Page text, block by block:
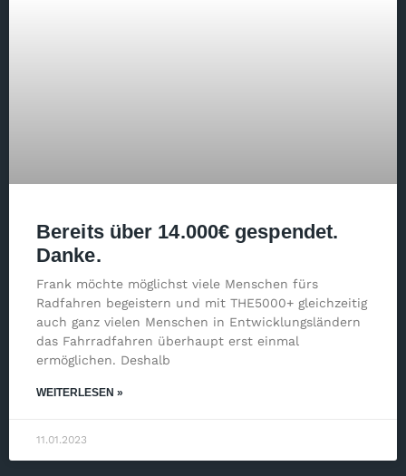
Bereits über 14.000€ gespendet.
Danke.
Frank möchte möglichst viele Menschen fürs
Radfahren begeistern und mit THE5000+ gleichzeitig
auch ganz vielen Menschen in Entwicklungsländern
das Fahrradfahren überhaupt erst einmal
ermöglichen. Deshalb
WEITERLESEN »
11.01.2023